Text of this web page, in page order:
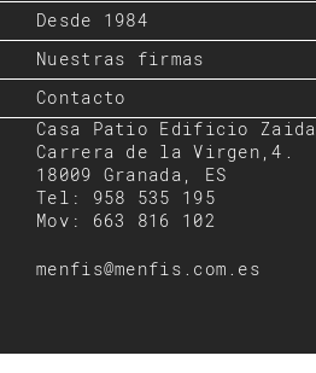
Desde 1984
Nuestras firmas
Contacto
Casa Patio Edificio Zaida
Carrera de la Virgen,4.
18009 Granada, ES
Tel: 958 535 195
Mov: 663 816 102
menfis@menfis.com.es